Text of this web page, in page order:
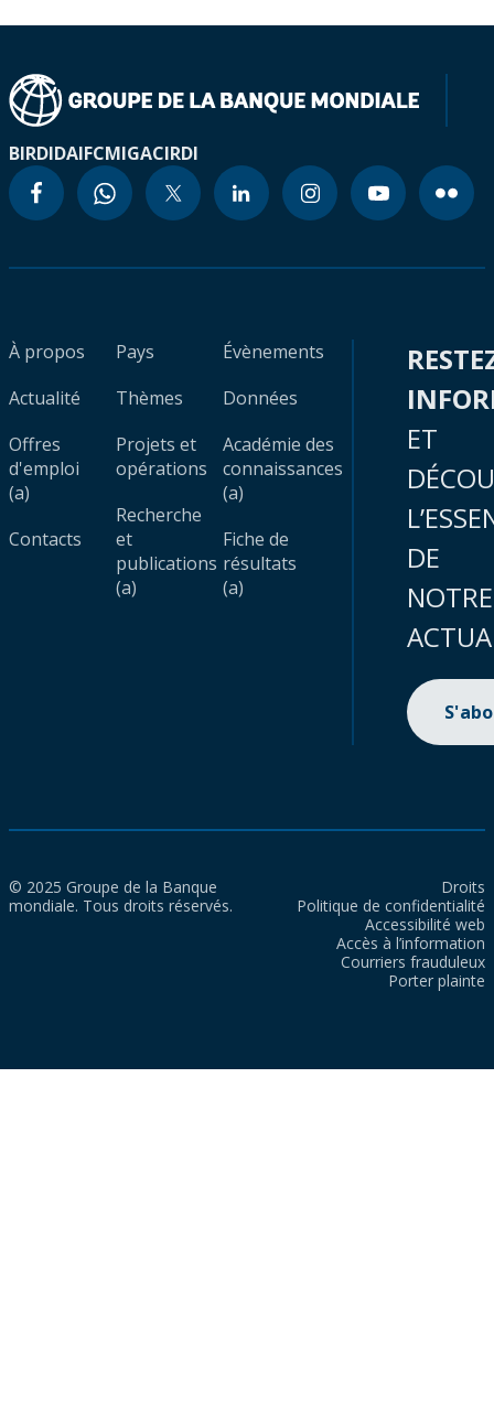
BIRDIDAIFCMIGACIRDI
À propos
Actualité
Offres
d'emploi
(a)
Contacts
Pays
Thèmes
Projets et
opérations
Recherche
et
publications
(a)
Évènements
Données
Académie des
connaissances
(a)
Fiche de
résultats
(a)
ET
DE
NOTRE
© 2025 Groupe de la Banque
mondiale. Tous droits réservés.
Droits
Politique de confidentialité
Accessibilité web
Accès à l’information
Courriers frauduleux
Porter plainte